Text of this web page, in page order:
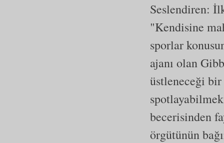
Seslendiren:
"Kendisine
sporlar
ajanı olan
üstleneceği bir
becerisinden
örgütünün